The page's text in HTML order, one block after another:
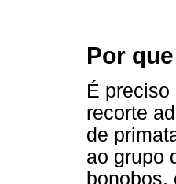
Por
É
recorte
de
ao grupo
bonobos,